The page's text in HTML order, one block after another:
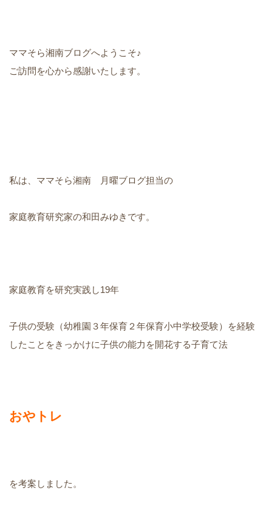
ママそら湘南ブログへようこそ♪
ご訪問を心から感謝いたします。
私は、ママそら湘南 月曜ブログ担当の
家庭教育研究家の和田みゆきです。
家庭教育を研究実践し19年
子供の受験（幼稚園３年保育２年保育小中学校受験）を経験
したことをきっかけに子供の能力を開花する子育て法
おやトレ
を考案しました。